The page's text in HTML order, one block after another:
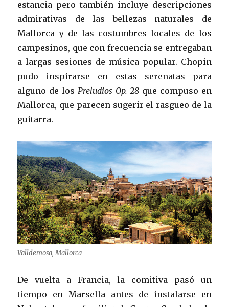
estancia pero también incluye descripciones
admirativas de las bellezas naturales de
Mallorca y de las costumbres locales de los
campesinos, que con frecuencia se entregaban
a largas sesiones de música popular. Chopin
pudo inspirarse en estas serenatas para
alguno de los Preludios Op. 28 que compuso en
Mallorca, que parecen sugerir el rasgueo de la
guitarra.
Valldemosa, Mallorca
De vuelta a Francia, la comitiva pasó un
tiempo en Marsella antes de instalarse en